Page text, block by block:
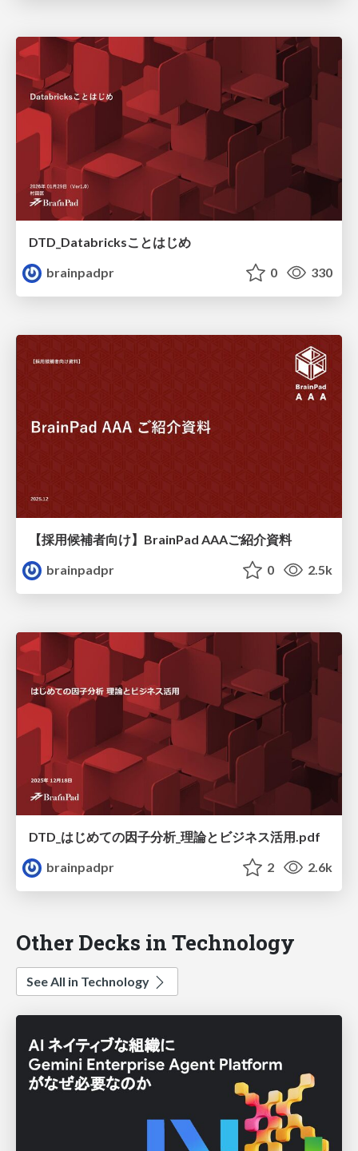
DTD_Databricksことはじめ
brainpadpr
0 330
【採用候補者向け】BrainPad AAAご紹介資料
brainpadpr
0 2.5k
DTD_はじめての因子分析_理論とビジネス活用.pdf
brainpadpr
2 2.6k
Other Decks in Technology
See All in Technology